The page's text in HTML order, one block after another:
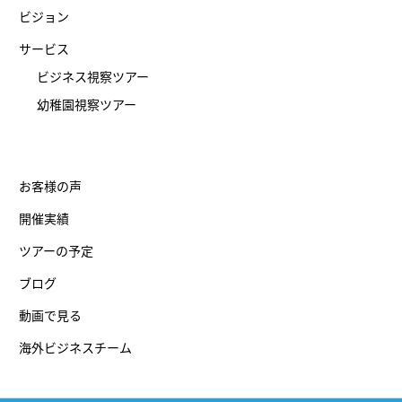
ビジョン
サービス
ビジネス視察ツアー
幼稚園視察ツアー
お客様の声
開催実績
ツアーの予定
ブログ
動画で見る
海外ビジネスチーム